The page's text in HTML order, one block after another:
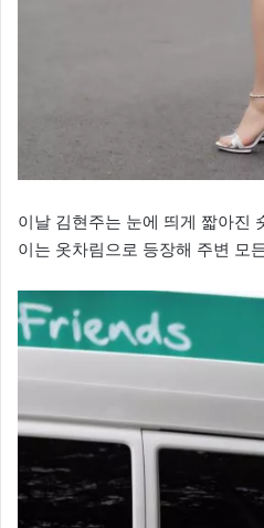
이날 김현주는 눈에 띄게 짧아진
이는 옷차림으로 등장해 주변 모